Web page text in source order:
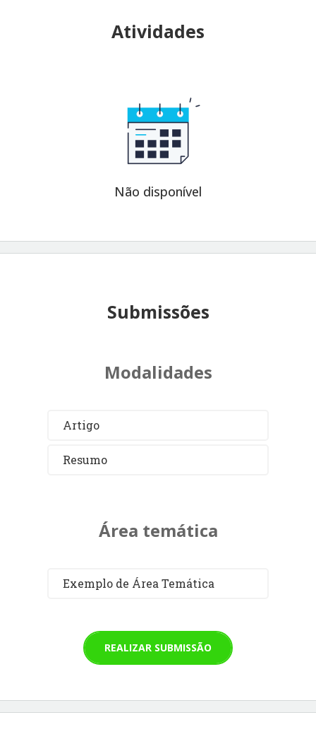
Atividades
Não disponível
Submissões
Modalidades
Artigo
Resumo
Área temática
Exemplo de Área Temática
REALIZAR SUBMISSÃO